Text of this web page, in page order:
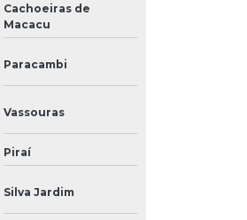
Cachoeiras de
Macacu
Paracambi
Vassouras
Piraí
Silva Jardim